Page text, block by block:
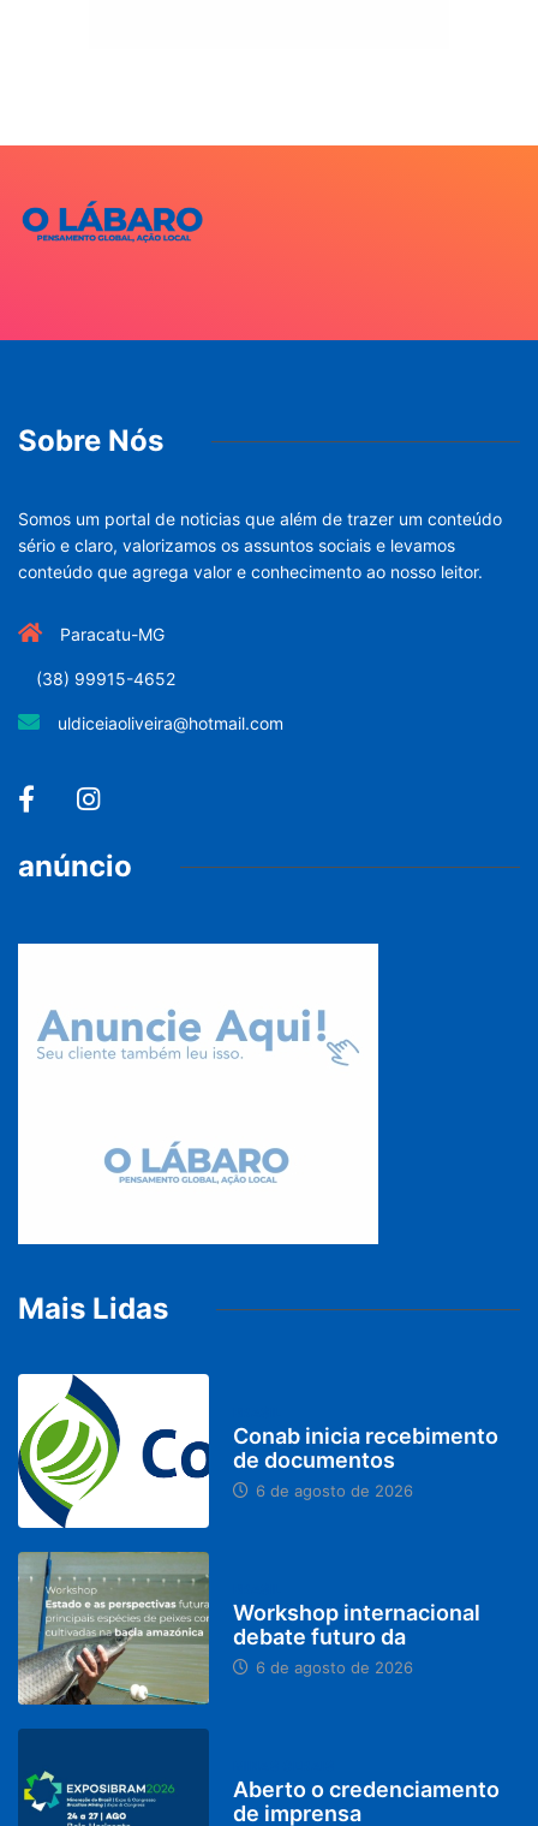
Sobre Nós
Somos um portal de noticias que além de trazer um conteúdo
sério e claro, valorizamos os assuntos sociais e levamos
conteúdo que agrega valor e conhecimento ao nosso leitor.
Paracatu-MG
(38) 99915-4652
uldiceiaoliveira@hotmail.com
anúncio
Mais Lidas
Conab inicia recebimento
de documentos
6 de agosto de 2026
Workshop internacional
debate futuro da
6 de agosto de 2026
Aberto o credenciamento
de imprensa